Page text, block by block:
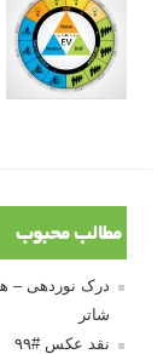
مطالب محبوب
شاتر
نقد عکس #۹۹